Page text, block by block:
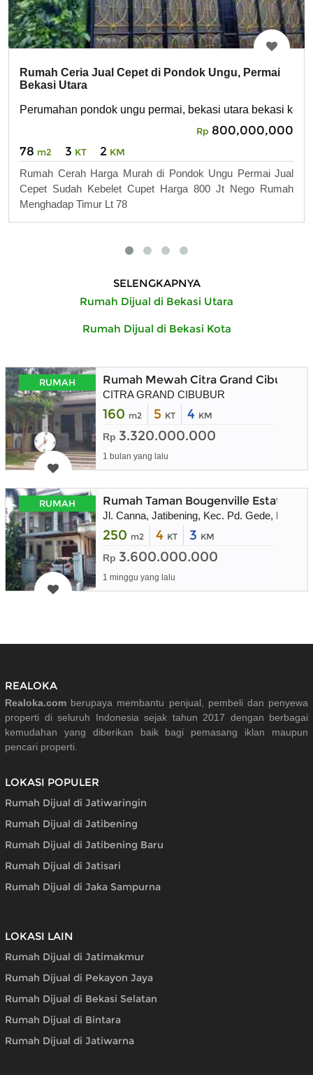
Rumah Ceria Jual Cepet di Pondok Ungu, Permai
Bekasi Utara
Perumahan pondok ungu permai, bekasi utara bekasi kota
Rp 800,000,000
78 m2 3 KT 2 KM
Rumah Cerah Harga Murah di Pondok Ungu Permai Jual
Cepet Sudah Kebelet Cupet Harga 800 Jt Nego Rumah
Menghadap Timur Lt 78
SELENGKAPNYA
Rumah Dijual di Bekasi Utara
Rumah Dijual di Bekasi Kota
RUMAH Rumah Mewah Citra Grand Cibubur
CITRA GRAND CIBUBUR
160 m2 5 KT 4 KM
Rp 3.320.000.000
1 bulan yang lalu
RUMAH Rumah Taman Bougenville Estate,
Jl. Canna, Jatibening, Kec. Pd. Gede, Kota
250 m2 4 KT 3 KM
Rp 3.600.000.000
1 minggu yang lalu
REALOKA
Realoka.com berupaya membantu penjual, pembeli dan penyewa
properti di seluruh Indonesia sejak tahun 2017 dengan berbagai
kemudahan yang diberikan baik bagi pemasang iklan maupun
pencari properti.
LOKASI POPULER
Rumah Dijual di Jatiwaringin
Rumah Dijual di Jatibening
Rumah Dijual di Jatibening Baru
Rumah Dijual di Jatisari
Rumah Dijual di Jaka Sampurna
LOKASI LAIN
Rumah Dijual di Jatimakmur
Rumah Dijual di Pekayon Jaya
Rumah Dijual di Bekasi Selatan
Rumah Dijual di Bintara
Rumah Dijual di Jatiwarna